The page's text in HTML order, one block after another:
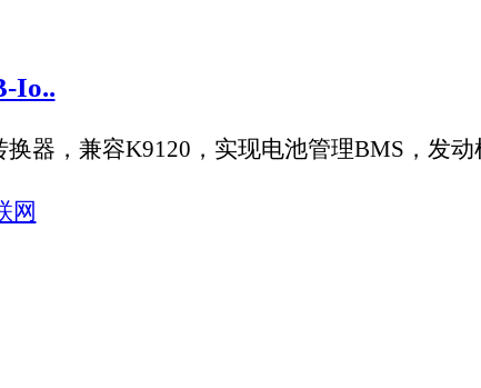
开征求对《关于增强机器类通信（eMTC）系统频率使用
智能网联汽车）直连通信的工作频段。